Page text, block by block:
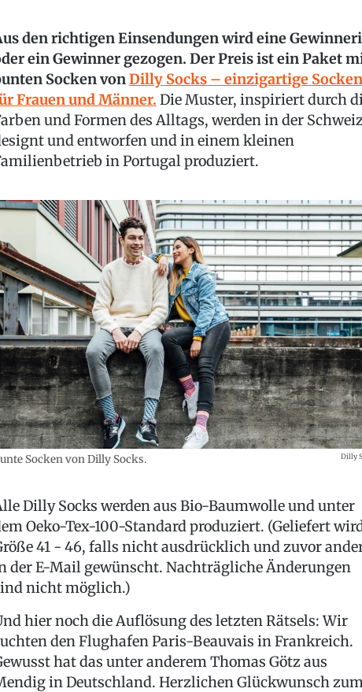
den richtigen Einsendungen wird eine
ein Gewinner gezogen. Der Preis ist ein Paket
Socken vonDilly Socks – einzigartige Socken
Frauen und Männer. Die Muster, inspiriert durch
und Formen des Alltags, werden in der
und entworfen und in einem kleinen
in Portugal produziert.
Socken von Dilly Socks. Dilly
Dilly Socks werden aus Bio-Baumwolle und unter
Oeko-Tex-100-Standard produziert. (Geliefert
41 - 46, falls nicht ausdrücklich und zuvor
der E-Mail gewünscht. Nachträgliche Änderungen
nicht möglich.)
hier noch die Auflösung des letzten Rätsels: Wir
den Flughafen Paris-Beauvais in Frankreich.
hat das unter anderem Thomas Götz aus
in Deutschland. Herzlichen Glückwunsch zum